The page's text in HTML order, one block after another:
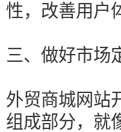
性，改善用户
三、做好市场
外贸商城网站
组成部分，就